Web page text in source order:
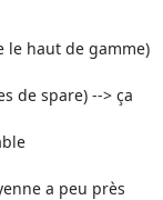
le haut de gamme)
de spare) --> ça
a peu près